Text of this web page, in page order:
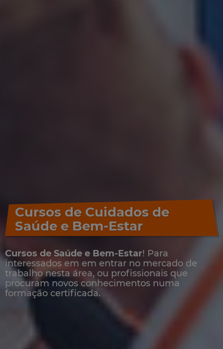
Cursos de Cuidados de
Saúde e Bem-Estar
Cursos de Saúde e Bem-Estar! Para
interessados em em entrar no mercado de
trabalho nesta área, ou profissionais que
procuram novos conhecimentos numa
formação certificada.